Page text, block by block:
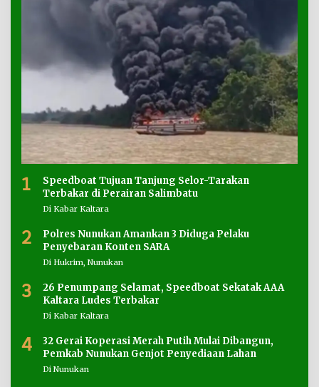
1
Speedboat Tujuan Tanjung Selor-Tarakan
Terbakar di Perairan Salimbatu
Di Kabar Kaltara
2
Polres Nunukan Amankan 3 Diduga Pelaku
Penyebaran Konten SARA
Di Hukrim, Nunukan
3
26 Penumpang Selamat, Speedboat Sekatak AAA
Kaltara Ludes Terbakar
Di Kabar Kaltara
4
32 Gerai Koperasi Merah Putih Mulai Dibangun,
Pemkab Nunukan Genjot Penyediaan Lahan
Di Nunukan